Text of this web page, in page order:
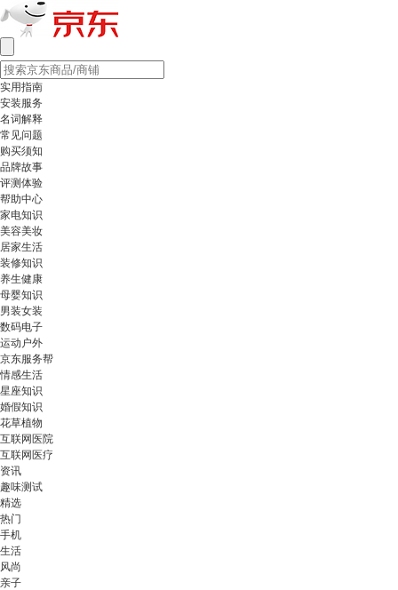
实用指南
安装服务
名词解释
常见问题
购买须知
品牌故事
评测体验
帮助中心
家电知识
美容美妆
居家生活
装修知识
养生健康
母婴知识
男装女装
数码电子
运动户外
京东服务帮
情感生活
星座知识
婚假知识
花草植物
互联网医院
互联网医疗
资讯
趣味测试
精选
热门
手机
生活
风尚
亲子